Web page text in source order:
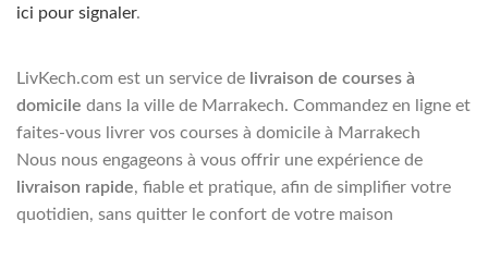
ici pour signaler.
LivKech.com est un service de livraison de courses à
domicile dans la ville de Marrakech. Commandez en ligne et
faites-vous livrer vos courses à domicile à Marrakech
Nous nous engageons à vous offrir une expérience de
livraison rapide, fiable et pratique, afin de simplifier votre
quotidien, sans quitter le confort de votre maison